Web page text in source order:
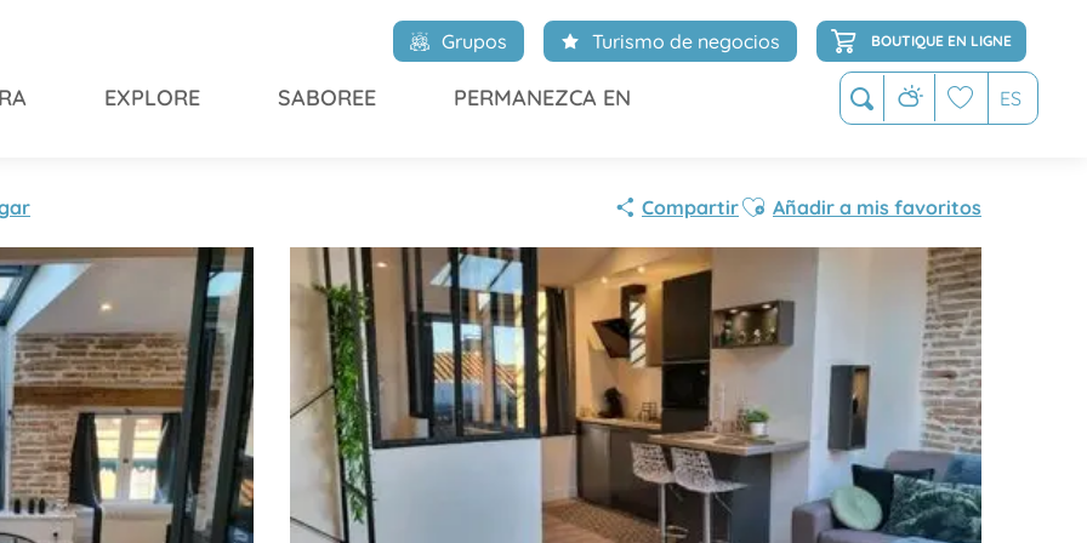
Buscar ES
Grupos Turismo de negocios BOUTIQUE EN LIGNE
EXPLORE SABOREE PERMANEZCA EN
CompartirAjouter aux favoris
Añadir a mis favoritos